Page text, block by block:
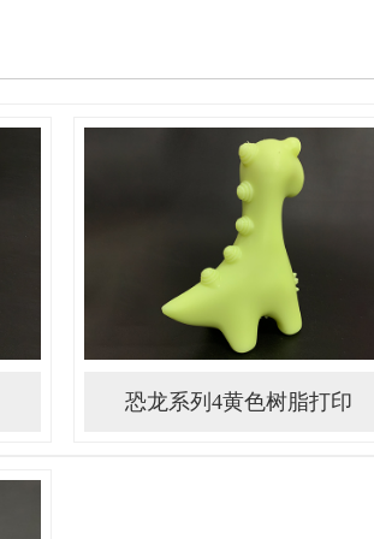
恐龙系列4黄色树脂打印